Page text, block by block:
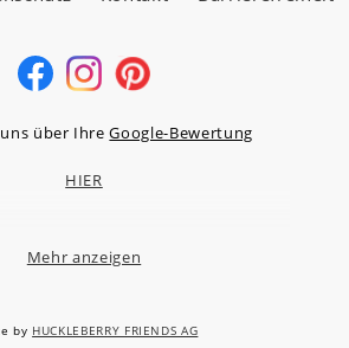
über IhreGoogle-Bewertung
HIER
13A – 17, 61348 Bad Homburg v.d.H.
Mehr anzeigen
by HUCKLEBERRY FRIENDS AG